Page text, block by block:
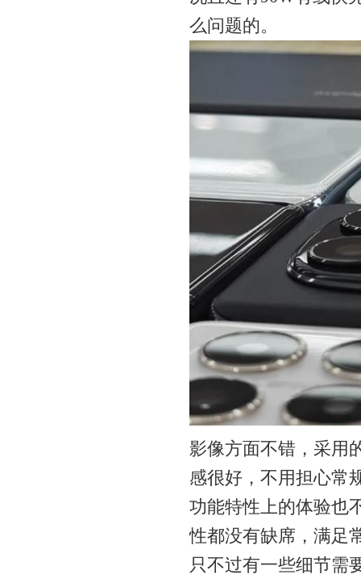
么问题的。
影像方面不错，采用
感很好，不用担心常
功能特性上的体验也
性都没有缺席，满足
只不过有一些细节需